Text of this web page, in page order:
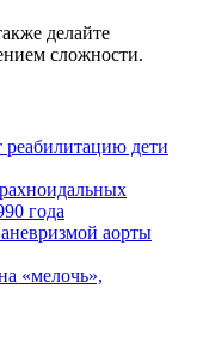
делайте
сложности.
реабилитацию дети
года
аорты
«мелочь»,